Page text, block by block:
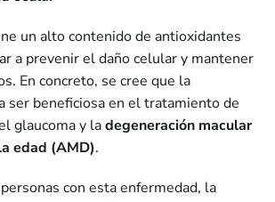
un alto contenido de antioxidantes
a prevenir el daño celular y mantener
En concreto, se cree que la
ser beneficiosa en el tratamiento de
glaucoma y ladegeneración macular
edad (AMD).
con esta enfermedad, la